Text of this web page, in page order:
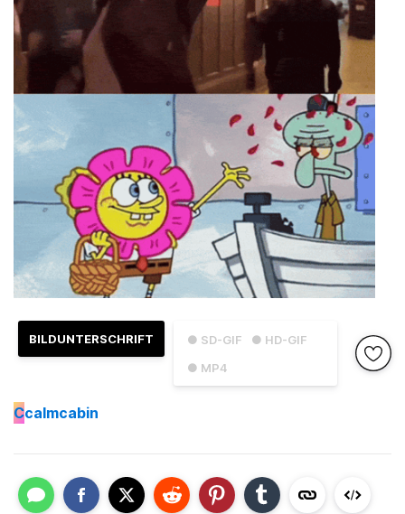
● SD-GIF
● HD-GIF
● MP4
BILDUNTERSCHRIFT
Ccalmcabin